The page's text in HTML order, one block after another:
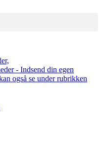
- Indsend din egen
også se under rubrikken